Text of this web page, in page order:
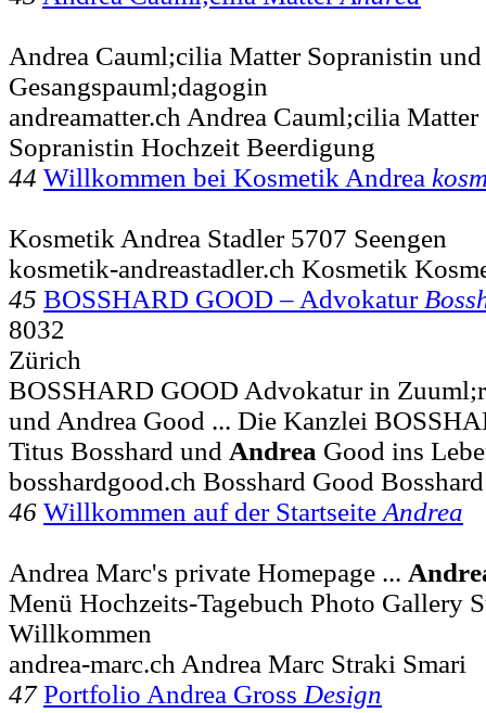
Andrea Cauml;cilia Matter Sopranistin und
Gesangspauml;dagogin
andreamatter.ch Andrea Cauml;cilia
Sopranistin Hochzeit Beerdigung
44 Willkommen bei Kosmetik Andrea
Kosmetik Andrea Stadler 5707 Seengen
kosmetik-andreastadler.ch Kosmetik
45 BOSSHARD GOOD – Advokatur
8032
Zürich
BOSSHARD GOOD Advokatur in
und Andrea Good ... Die Kanzlei
Titus Bosshard und Andrea Good ins
bosshardgood.ch Bosshard Good
46 Willkommen auf der Startseite Andrea
Andrea Marc's private Homepage ...
Menü Hochzeits-Tagebuch Photo Gallery
Willkommen
andrea-marc.ch Andrea Marc Straki Smari
47 Portfolio Andrea Gross Design